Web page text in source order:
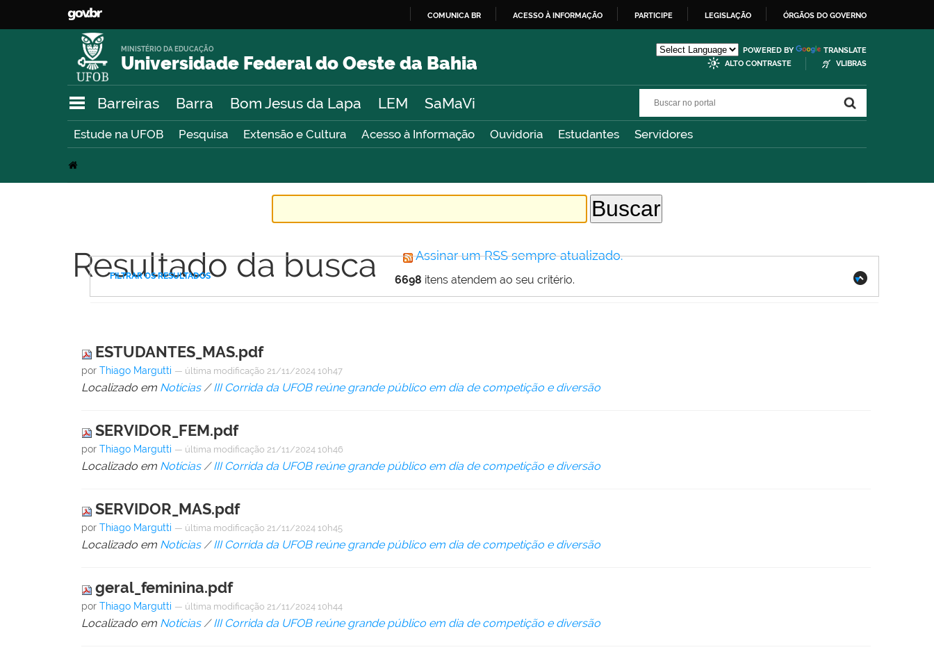
O
COMUNICA BR ACESSO À INFORMAÇÃO PARTICIPE LEGISLAÇÃO ÓRGÃOS DO GOVERNO
Universidade Federal do Oeste da Bahia
MINISTÉRIO DA EDUCAÇÃO POWERED BY
TRANSLATE
ALTO CONTRASTE
VLIBRAS
Barreiras Barra Bom Jesus da Lapa LEM SaMaVi
Estude na UFOB Pesquisa Extensão e Cultura Acesso à Informação Ouvidoria Estudantes Servidores
Resultado da busca Assinar um RSS sempre atualizado.
6698 itens atendem ao seu critério.
FILTRAR OS RESULTADOS
ESTUDANTES_MAS.pdf
porThiago Margutti — última modificação 21/11/2024 10h47
Localizado em Notícias /III Corrida da UFOB reúne grande público em dia de competição e diversão
SERVIDOR_FEM.pdf
porThiago Margutti — última modificação 21/11/2024 10h46
Localizado em Notícias /III Corrida da UFOB reúne grande público em dia de competição e diversão
SERVIDOR_MAS.pdf
porThiago Margutti — última modificação 21/11/2024 10h45
Localizado em Notícias /III Corrida da UFOB reúne grande público em dia de competição e diversão
geral_feminina.pdf
porThiago Margutti — última modificação 21/11/2024 10h44
Localizado em Notícias /III Corrida da UFOB reúne grande público em dia de competição e diversão